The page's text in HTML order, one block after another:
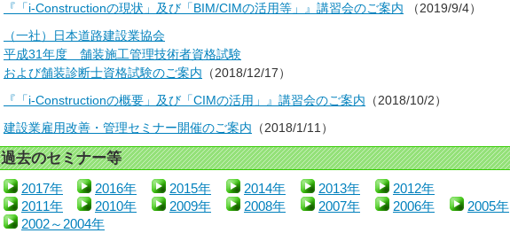
『「i-Constructionの現状」及び「BIM/CIMの活用等」』講習会のご案内 （2019/9/4）
（一社）日本道路建設業協会
平成31年度 舗装施工管理技術者資格試験
および舗装診断士資格試験のご案内 （2018/12/17）
『「i-Constructionの概要」及び「CIMの活用」』講習会のご案内 （2018/10/2）
建設業雇用改善・管理セミナー開催のご案内 （2018/1/11）
過去のセミナー等
2017年 2016年 2015年 2014年 2013年
2012年
2011年
2010年 2009年 2008年 2007年 2006年
2005年
2002～2004年